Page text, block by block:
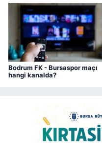
Bodrum FK - Bursaspor maçı
hangi kanalda?